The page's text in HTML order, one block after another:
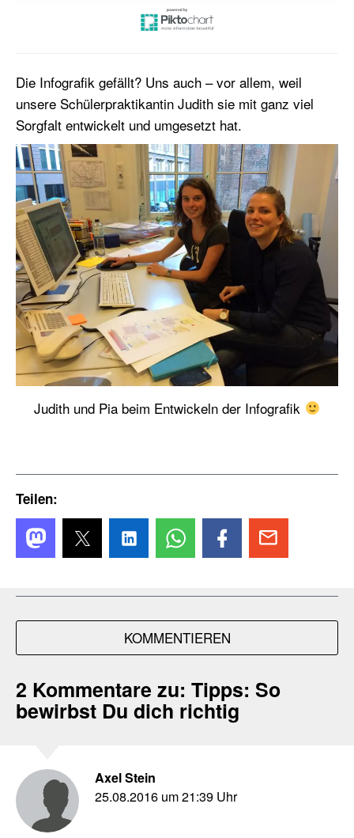
Die Infografik gefällt? Uns auch – vor allem, weil
unsere Schülerpraktikantin Judith sie mit ganz viel
Sorgfalt entwickelt und umgesetzt hat.
Judith und Pia beim Entwickeln der Infografik
Teilen:
KOMMENTIEREN
2 Kommentare zu: Tipps: So
bewirbst Du dich richtig
Axel Stein
25.08.2016 um 21:39 Uhr